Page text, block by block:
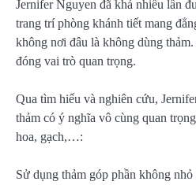
Jernifer Nguyen đã khá nhiều lần
trang trí phòng khánh tiết mang
không nơi đâu là không dùng
đóng vai trò quan trọng.
Qua tìm hiểu và nghiên cứu,
thảm có ý nghĩa vô cùng quan
hoa, gạch,…:
Sử dụng thảm góp phần không